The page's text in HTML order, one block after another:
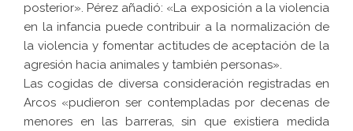
posterior». Pérez añadió: «La exposición a la violencia
en la infancia puede contribuir a la normalización de
la violencia y fomentar actitudes de aceptación de la
agresión hacia animales y también personas».
Las cogidas de diversa consideración registradas en
Arcos «pudieron ser contempladas por decenas de
menores en las barreras, sin que existiera medida